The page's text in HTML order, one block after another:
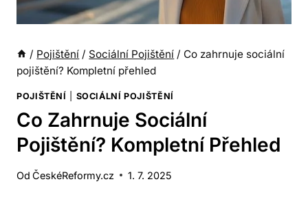
/ Pojištění / Sociální Pojištění / Co zahrnuje sociální
pojištění? Kompletní přehled
POJIŠTĚNÍ SOCIÁLNÍ POJIŠTĚNÍ
Co Zahrnuje Sociální
Pojištění? Kompletní Přehled
Od ČeskéReformy.cz 1. 7. 2025